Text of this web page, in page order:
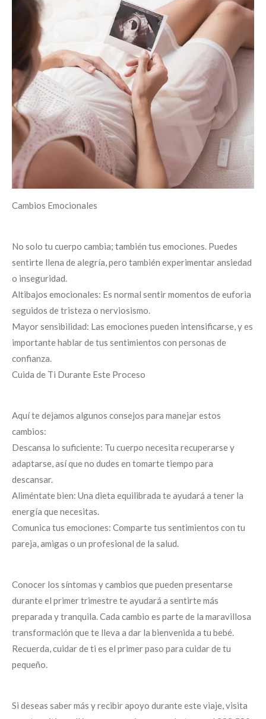
Cambios Emocionales
No solo tu cuerpo cambia; también tus emociones. Puedes
sentirte llena de alegría, pero también experimentar ansiedad
o inseguridad.
Altibajos emocionales: Es normal sentir momentos de euforia
seguidos de tristeza o nerviosismo.
Mayor sensibilidad: Las emociones pueden intensificarse, y es
importante hablar de tus sentimientos con personas de
confianza.
Cuida de Ti Durante Este Proceso
Aquí te dejamos algunos consejos para manejar estos
cambios:
Descansa lo suficiente: Tu cuerpo necesita recuperarse y
adaptarse, así que no dudes en tomarte tiempo para
descansar.
Aliméntate bien: Una dieta equilibrada te ayudará a tener la
energía que necesitas.
Comunica tus emociones: Comparte tus sentimientos con tu
pareja, amigas o un profesional de la salud.
Conocer los síntomas y cambios que pueden presentarse
durante el primer trimestre te ayudará a sentirte más
preparada y tranquila. Cada cambio es parte de la maravillosa
transformación que te lleva a dar la bienvenida a tu bebé.
Recuerda, cuidar de ti es el primer paso para cuidar de tu
pequeño.
Si deseas saber más y recibir apoyo durante este viaje, visita